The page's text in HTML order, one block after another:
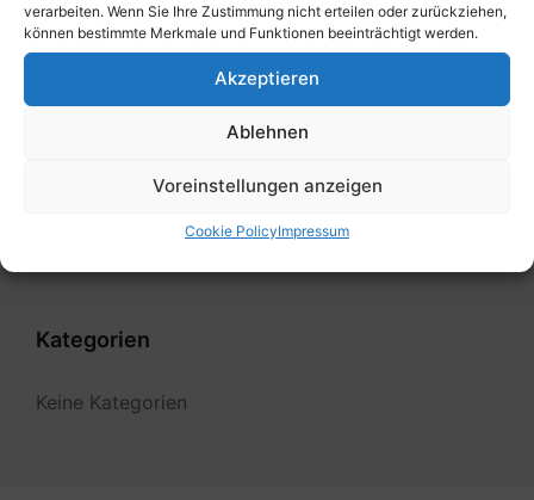
verarbeiten. Wenn Sie Ihre Zustimmung nicht erteilen oder zurückziehen,
können bestimmte Merkmale und Funktionen beeinträchtigt werden.
Akzeptieren
Ablehnen
Voreinstellungen anzeigen
Cookie PolicyImpressum
Filter
Kategorien
Keine Kategorien